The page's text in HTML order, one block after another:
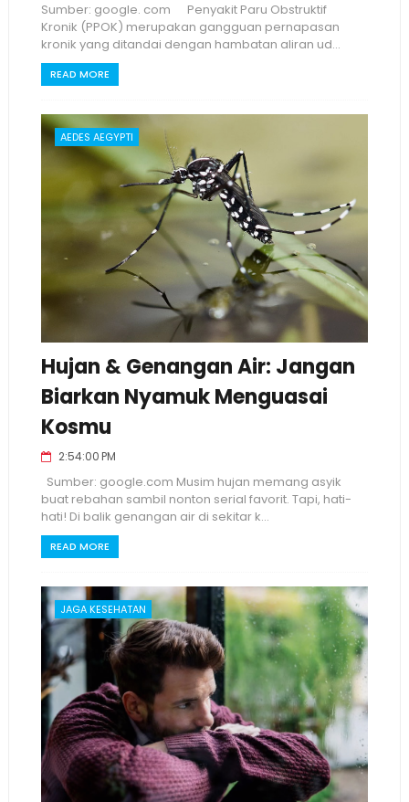
Sumber: google. com Penyakit Paru Obstruktif
Kronik (PPOK) merupakan gangguan pernapasan
kronik yang ditandai dengan hambatan aliran ud...
READ MORE
AEDES AEGYPTI
Hujan & Genangan Air: Jangan
Biarkan Nyamuk Menguasai
Kosmu
2:54:00 PM
Sumber: google.com Musim hujan memang asyik
buat rebahan sambil nonton serial favorit. Tapi, hati-
hati! Di balik genangan air di sekitar k...
READ MORE
JAGA KESEHATAN